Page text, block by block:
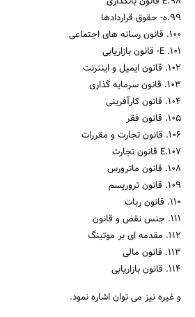
99.ه- حقوق قراردادها
100. قانون رسانه های اجتماعی
101. E- قانون بازاریابی
102. قانون ایمیل و اینترنت
103. قانون سرمایه گذاری
104. قانون کارآفرینی
105. قانون فقر
106. قانون تجارت و مقررات
107.E قانون تجارت
108. قانون ماترورس
109. قانون تروریسم
110. قانون ربات
111. جنس نقض و قانون
112. مقدمه ای بر موتینگ
113. قانون مالی
114. قانون بازاریابی
و غیره نیز می توان اشاره نمود.